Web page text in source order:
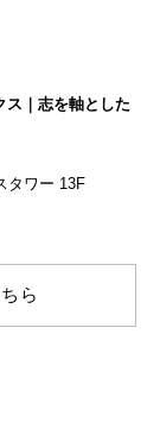
ス｜志を軸とした
タワー 13F
ら